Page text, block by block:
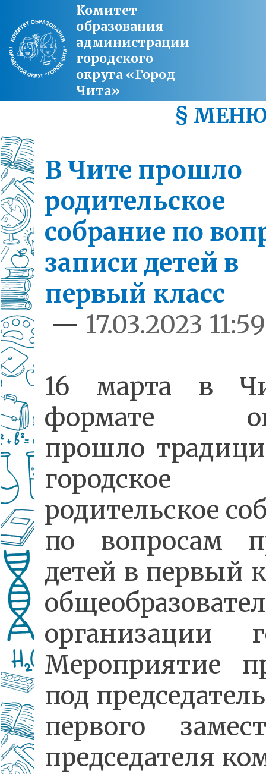
Комитет
образования
администрации
городского
округа «Город
Чита»
§
В Чите прошло
родительское
собрание по
записи детей в
первый класс
— 17.03.2023 11:59
16 марта в
формате
прошло
городское
родительское
по вопросам
детей в первый
организации
Мероприятие
под
первого
председателя